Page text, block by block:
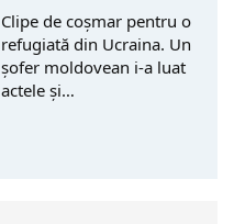
Clipe de coșmar pentru o
refugiată din Ucraina. Un
șofer moldovean i-a luat
actele și…